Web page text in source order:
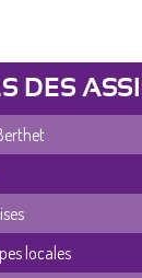
DES
locales